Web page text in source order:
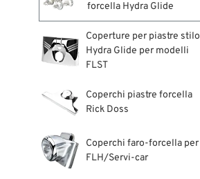
forcella Hydra Glide
Coperture per piastre stilo
Hydra Glide per modelli
FLST
Coperchi piastre forcella
Rick Doss
Coperchi faro-forcella per
FLH/Servi-car